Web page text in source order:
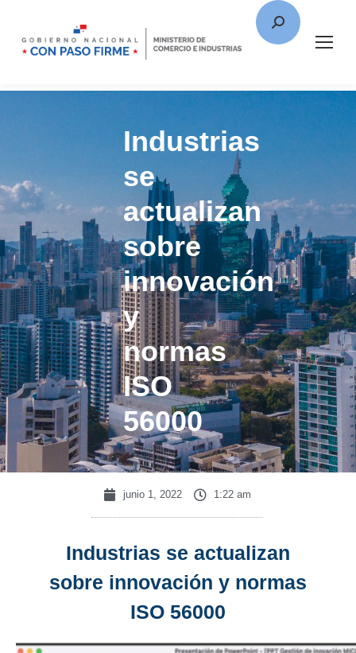
Industrias
se
actualizan
sobre
innovación
y
normas
ISO
56000
junio 1, 2022 1:22 am
Industrias se actualizan
sobre innovación y normas
ISO 56000